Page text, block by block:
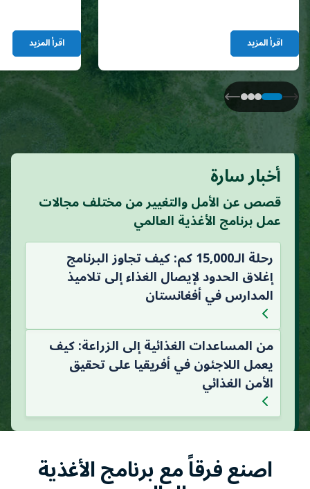
اقرأ المزيد اقرأ المزيد
أخبار سارة
قصص عن الأمل والتغيير من مختلف مجالات
عمل برنامج الأغذية العالمي
رحلة الـ15,000 كم: كيف تجاوز البرنامج
إغلاق الحدود لإيصال الغذاء إلى تلاميذ
المدارس في أفغانستان
من المساعدات الغذائية إلى الزراعة: كيف
يعمل اللاجئون في أفريقيا على تحقيق
الأمن الغذائي
اصنع فرقاً مع برنامج الأغذية